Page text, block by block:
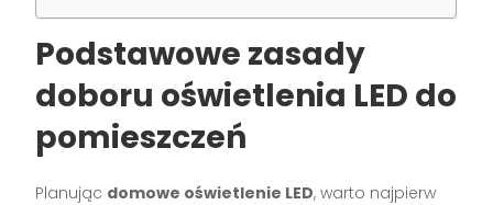
Podstawowe zasady
doboru oświetlenia LED do
pomieszczeń
Planując domowe oświetlenie LED, warto najpierw